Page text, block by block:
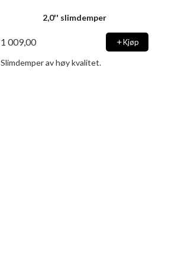
2,0'' slimdemper
1 009,00 Kjøp
Slimdemper av høy kvalitet.